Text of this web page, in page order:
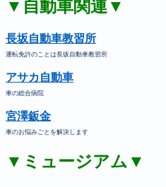
▼自動車関連▼
長坂自動車教習所
運転免許のことは長坂自動車教習所
アサカ自動車
車の総合病院
宮澤鈑金
車のお悩みごとを解決します
▼ミュージアム▼